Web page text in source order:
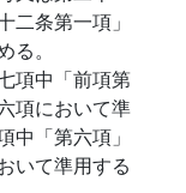
二条第一項」
。
項中「前項第
項において準
中「第六項」
いて準用する